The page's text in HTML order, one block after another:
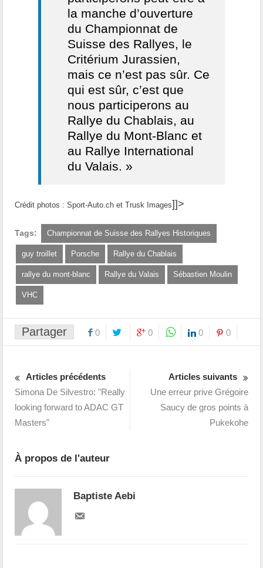
la manche d’ouverture
du Championnat de
Suisse des Rallyes, le
Critérium Jurassien,
mais ce n’est pas sûr. Ce
qui est sûr, c’est que
nous participerons au
Rallye du Chablais, au
Rallye du Mont-Blanc et
au Rallye International
du Valais. »
Crédit photos : Sport-Auto.ch et Trusk Images]]>
Tags: Championnat de Suisse des Rallyes Historiques
guy troillet Porsche Rallye du Chablais
rallye du mont-blanc Rallye du Valais Sébastien Moulin
VHC
Partager 0 0 0 0
Articles précédents
Simona De Silvestro: "Really
looking forward to ADAC GT
Masters"
Articles suivants
Une erreur prive Grégoire
Saucy de gros points à
Pukekohe
À propos de l'auteur
Baptiste Aebi